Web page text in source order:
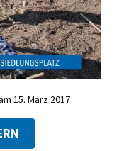
15. März 2017